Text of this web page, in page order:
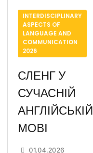
INTERDISCIPLINARY
ASPECTS OF
LANGUAGE AND
COMMUNICATION
2026
СЛЕНГ У
СУЧАСНІЙ
АНГЛІЙСЬКІЙ
МОВІ
01.04.2026